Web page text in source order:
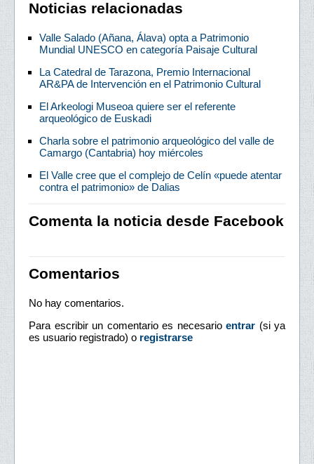
Noticias relacionadas
Valle Salado (Añana, Álava) opta a Patrimonio
Mundial UNESCO en categoría Paisaje Cultural
La Catedral de Tarazona, Premio Internacional
AR&PA de Intervención en el Patrimonio Cultural
El Arkeologi Museoa quiere ser el referente
arqueológico de Euskadi
Charla sobre el patrimonio arqueológico del valle de
Camargo (Cantabria) hoy miércoles
El Valle cree que el complejo de Celín «puede atentar
contra el patrimonio» de Dalias
Comenta la noticia desde Facebook
Comentarios
No hay comentarios.
Para escribir un comentario es necesario entrar (si ya
es usuario registrado) o registrarse